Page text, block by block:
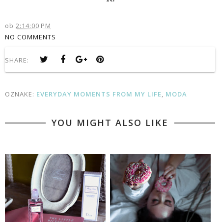
ob 2:14:00 PM
NO COMMENTS
SHARE:
OZNAKE: EVERYDAY MOMENTS FROM MY LIFE, MODA
YOU MIGHT ALSO LIKE